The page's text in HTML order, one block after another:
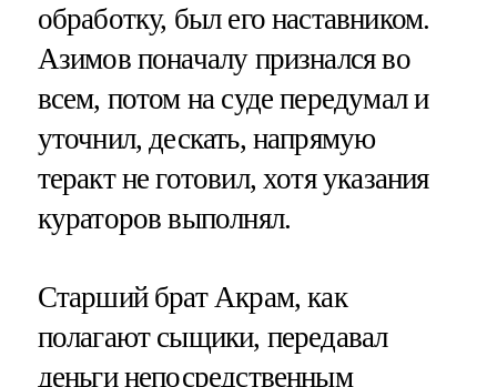
обработку, был его наставником.
Азимов поначалу признался во
всем, потом на суде передумал и
уточнил, дескать, напрямую
теракт не готовил, хотя указания
кураторов выполнял.
Старший брат Акрам, как
полагают сыщики, передавал
деньги непосредственным